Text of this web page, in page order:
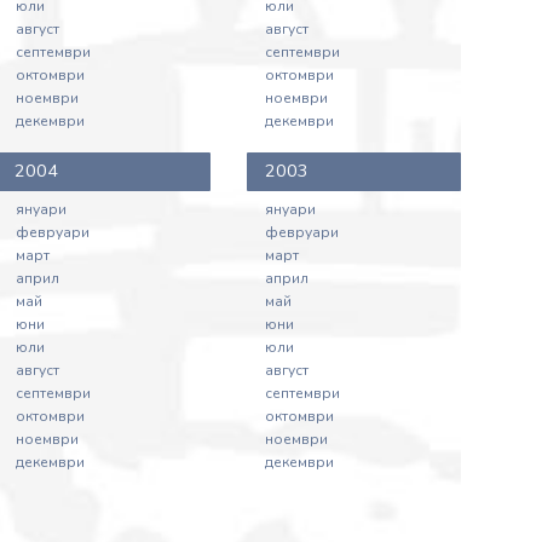
юли
август
септември
октомври
ноември
декември
юли
август
септември
октомври
ноември
декември
2004
януари
февруари
март
април
май
юни
юли
август
септември
октомври
ноември
декември
2003
януари
февруари
март
април
май
юни
юли
август
септември
октомври
ноември
декември